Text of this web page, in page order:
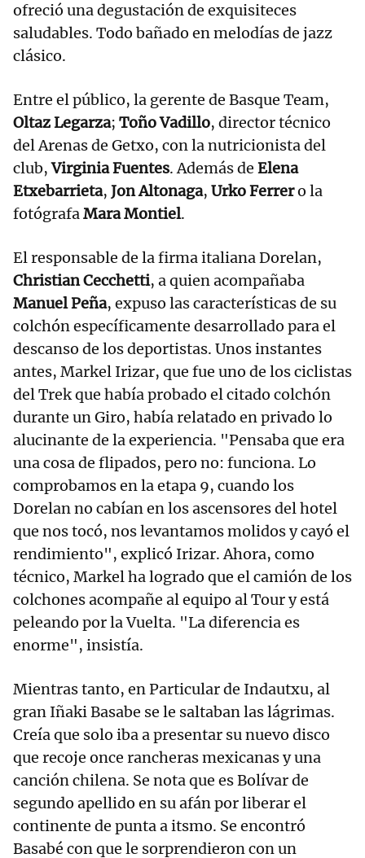
ofreció una degustación de exquisiteces
saludables. Todo bañado en melodías de jazz
clásico.
Entre el público, la gerente de Basque Team,
Oltaz Legarza; Toño Vadillo, director técnico
del Arenas de Getxo, con la nutricionista del
club,Virginia Fuentes. Además de Elena
Etxebarrieta, Jon Altonaga, Urko Ferrero la
fotógrafaMara Montiel.
El responsable de la firma italiana Dorelan,
Christian Cecchetti, a quien acompañaba
Manuel Peña, expuso las características de su
colchón específicamente desarrollado para el
descanso de los deportistas. Unos instantes
antes, Markel Irizar, que fue uno de los ciclistas
del Trek que había probado el citado colchón
durante un Giro, había relatado en privado lo
alucinante de la experiencia. "Pensaba que era
una cosa de flipados, pero no: funciona. Lo
comprobamos en la etapa 9, cuando los
Dorelan no cabían en los ascensores del hotel
que nos tocó, nos levantamos molidos y cayó el
rendimiento", explicó Irizar. Ahora, como
técnico, Markel ha logrado que el camión de los
colchones acompañe al equipo al Tour y está
peleando por la Vuelta. "La diferencia es
enorme", insistía.
Mientras tanto, en Particular de Indautxu, al
gran Iñaki Basabe se le saltaban las lágrimas.
Creía que solo iba a presentar su nuevo disco
que recoje once rancheras mexicanas y una
canción chilena. Se nota que es Bolívar de
segundo apellido en su afán por liberar el
continente de punta a itsmo. Se encontró
Basabé con que le sorprendieron con un